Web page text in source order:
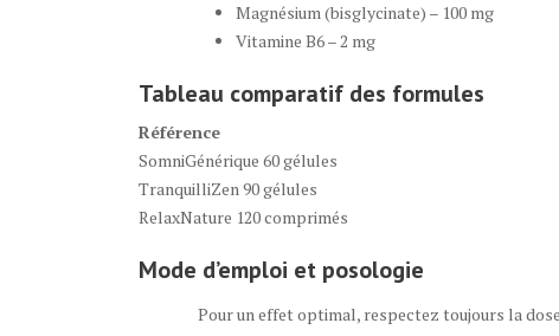
Magnésium (bisglycinate) – 100 mg
Vitamine B6 – 2 mg
Tableau comparatif des formules
Référence
SomniGénérique 60 gélules
TranquilliZen 90 gélules
RelaxNature 120 comprimés
Mode d’emploi et posologie
Pour un effet optimal, respectez toujours la